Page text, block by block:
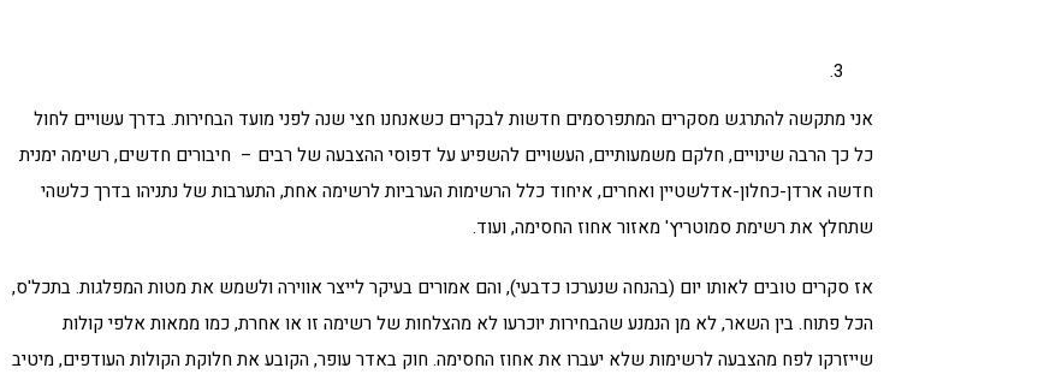
אני מתקשה להתרגש מסקרים המתפרסמים חדשות לבקרים כשאנחנו חצי שנה לפני מועד הבחירות. בדרך עשויים לחול
כל כך הרבה שינויים, חלקם משמעותיים, העשויים להשפיע על דפוסי ההצבעה של רבים – חיבורים חדשים, רשימה ימנית
חדשה ארדן-כחלון-אדלשטיין ואחרים, איחוד כלל הרשימות הערביות לרשימה אחת, התערבות של נתניהו בדרך כלשהי
שתחלץ את רשימת סמוטריץ' מאזור אחוז החסימה, ועוד.
אז סקרים טובים לאותו יום (בהנחה שנערכו כדבעי), והם אמורים בעיקר לייצר אווירה ולשמש את מטות המפלגות. בתכל'ס,
הכל פתוח. בין השאר, לא מן הנמנע שהבחירות יוכרעו לא מהצלחות של רשימה זו או אחרת, כמו ממאות אלפי קולות
שייזרקו לפח מהצבעה לרשימות שלא יעברו את אחוז החסימה. חוק באדר עופר, הקובע את חלוקת הקולות העודפים, מיטיב